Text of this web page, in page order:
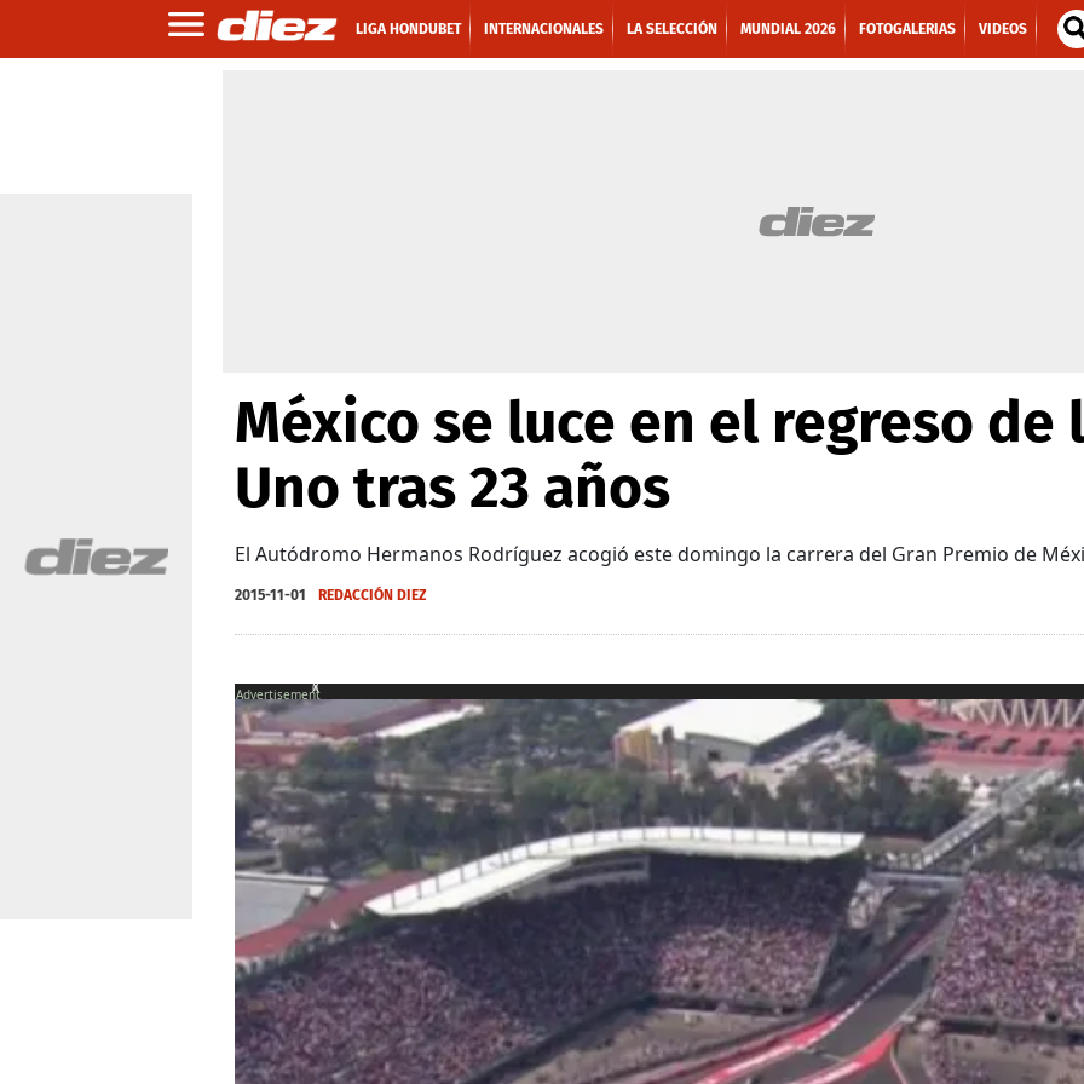
LIGA HONDUBET INTERNACIONALES LA SELECCIÓN MUNDIAL 2026 FOTOGALERIAS VIDEOS
México se luce en el regreso de
Uno tras 23 años
El Autódromo Hermanos Rodríguez acogió este domingo la carrera del Gran Premio de
2015-11-01 REDACCIÓN DIEZ
X